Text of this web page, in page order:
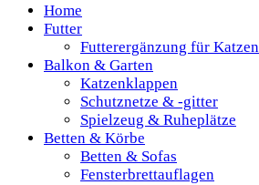
Home
Futter
Futterergänzung für Katzen
Balkon & Garten
Katzenklappen
Schutznetze & -gitter
Spielzeug & Ruheplätze
Betten & Körbe
Betten & Sofas
Fensterbrettauflagen